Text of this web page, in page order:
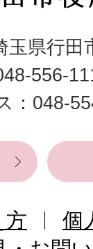
玉県行田
556-
：048-
方
個